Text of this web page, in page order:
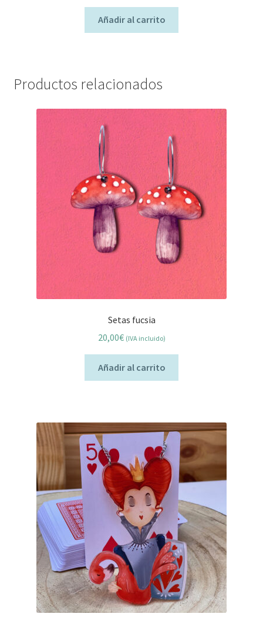
Añadir al carrito
Productos relacionados
Setas fucsia
20,00€ (IVA incluido)
Añadir al carrito